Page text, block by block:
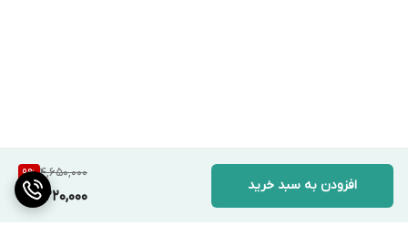
4,650,000
9%
4,220,000
افزودن به سبد خرید